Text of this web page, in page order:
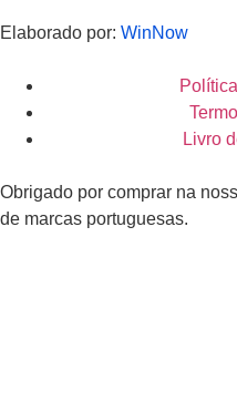
Elaborado por: WinNow
Livro
Obrigado por comprar na
de marcas portuguesas.